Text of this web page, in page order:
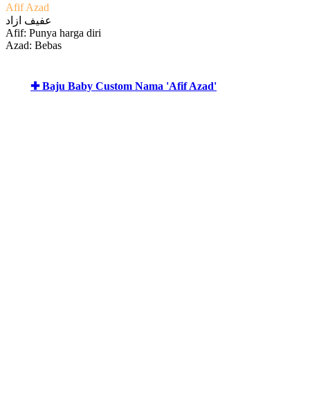
Afif Azad
عفيف ازاد
Afif: Punya harga diri
Azad: Bebas
✚ Baju Baby Custom Nama 'Afif Azad'